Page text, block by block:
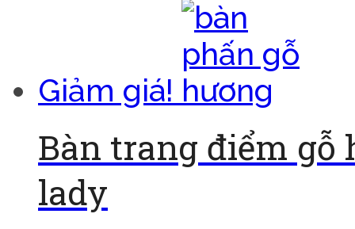
Giảm giá!
Bàn trang điểm gỗ
lady